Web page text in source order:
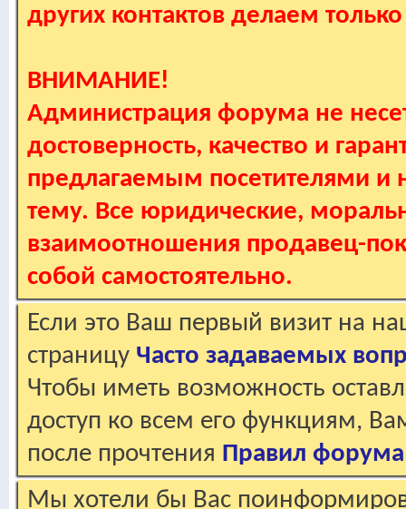
других контактов делаем
ВНИМАНИЕ!
Администрация форума не
достоверность, качество и
предлагаемым посетителями и
тему. Все юридические,
взаимоотношения продавец-
собой самостоятельно.
Если это Ваш первый визит на
страницу Часто задаваемых
Чтобы иметь возможность
доступ ко всем его функциям,
после прочтения Правил форума
Мы хотели бы Вас